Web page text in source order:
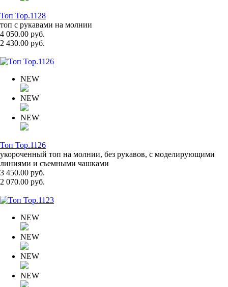
Топ Top.1128
топ с рукавами на молнии
4 050.00 руб.
2 430.00 руб.
NEW
NEW
NEW
Топ Top.1126
укороченный топ на молнии, без рукавов, с моделирующими
линиями и съемными чашками
3 450.00 руб.
2 070.00 руб.
NEW
NEW
NEW
NEW